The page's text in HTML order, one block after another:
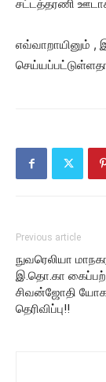
சட்டத்தரணி
எவ்வாறாயினும்
Previous article
நுவரெலியா
இ.தொ.கா
சிவன்ஜோதி
தெரிவிப்பு!!